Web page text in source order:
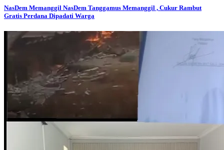
NasDem Memanggil NasDem Tanggamus Memanggil , Cukur Rambut
Gratis Perdana Dipadati Warga